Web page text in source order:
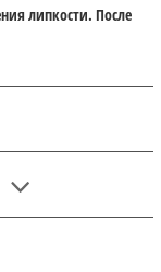
липкости. После